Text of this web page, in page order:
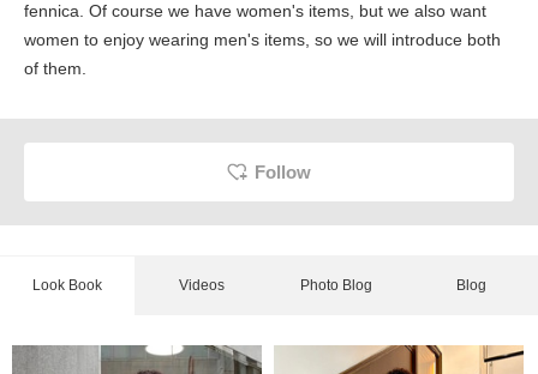
fennica. Of course we have women's items, but we also want
women to enjoy wearing men's items, so we will introduce both
of them.
Follow
Look Book Videos Photo Blog Blog